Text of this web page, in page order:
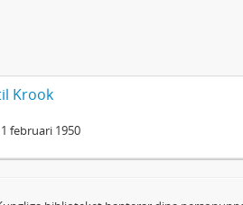
Krook
februari 1950